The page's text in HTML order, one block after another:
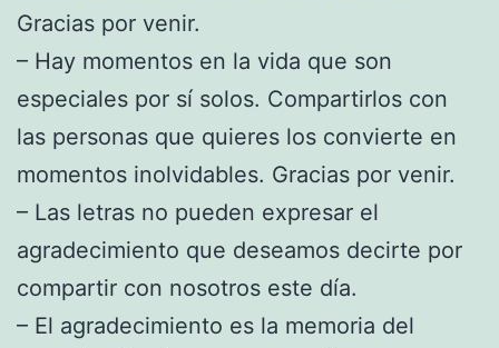
Gracias por venir.
– Hay momentos en la vida que son
especiales por sí solos. Compartirlos con
las personas que quieres los convierte en
momentos inolvidables. Gracias por venir.
– Las letras no pueden expresar el
agradecimiento que deseamos decirte por
compartir con nosotros este día.
– El agradecimiento es la memoria del